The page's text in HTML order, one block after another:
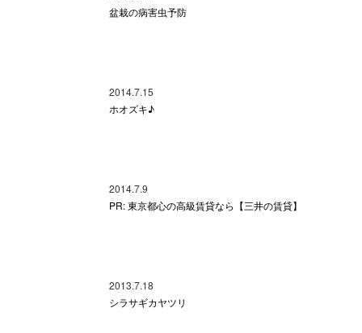
盆栽の病害虫予防
2014.7.15
ホオズキ♪
2014.7.9
PR: 東京都心の高級賃貸なら【三井の賃貸】
2013.7.18
シラサギカヤツリ